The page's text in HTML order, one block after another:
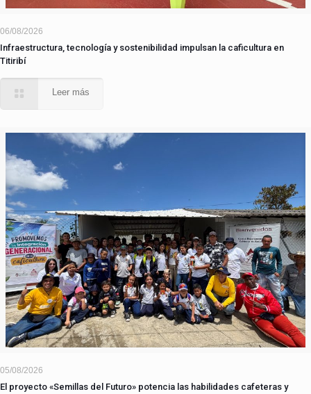
06/08/2026
Infraestructura, tecnología y sostenibilidad impulsan la caficultura en
Titiribí
Leer más
05/08/2026
El proyecto «Semillas del Futuro» potencia las habilidades cafeteras y